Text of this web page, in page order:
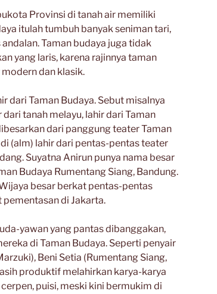
Provinsi di tanah air memiliki
itulah tumbuh banyak seniman tari,
Taman budaya juga tidak
yang laris, karena rajinnya taman
dan klasik.
dari Taman Budaya. Sebut misalnya
tanah melayu, lahir dari Taman
dari panggung teater Taman
(alm) lahir dari pentas-pentas teater
Suyatna Anirun punya nama besar
Budaya Rumentang Siang, Bandung.
besar berkat pentas-pentas
di Jakarta.
yawan yang pantas dibanggakan,
di Taman Budaya. Seperti penyair
Beni Setia (Rumentang Siang,
produktif melahirkan karya-karya
puisi, meski kini bermukim di